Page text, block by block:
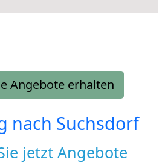
Angebote erhalten
nach Suchsdorf
jetzt Angebote